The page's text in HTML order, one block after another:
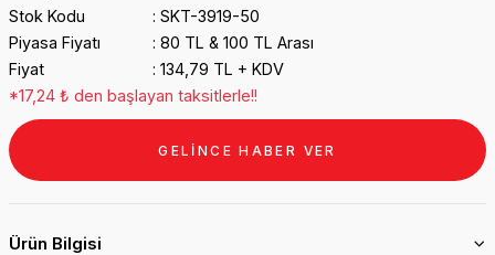
Stok Kodu
SKT-3919-50
Piyasa Fiyatı
80 TL & 100 TL Arası
Fiyat
134,79 TL + KDV
*17,24 ₺ den başlayan taksitlerle!!
GELİNCE HABER VER
Ürün Bilgisi